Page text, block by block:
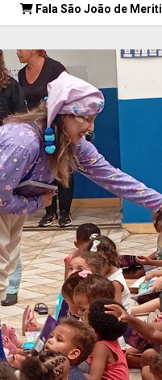
Fala São João de Meriti